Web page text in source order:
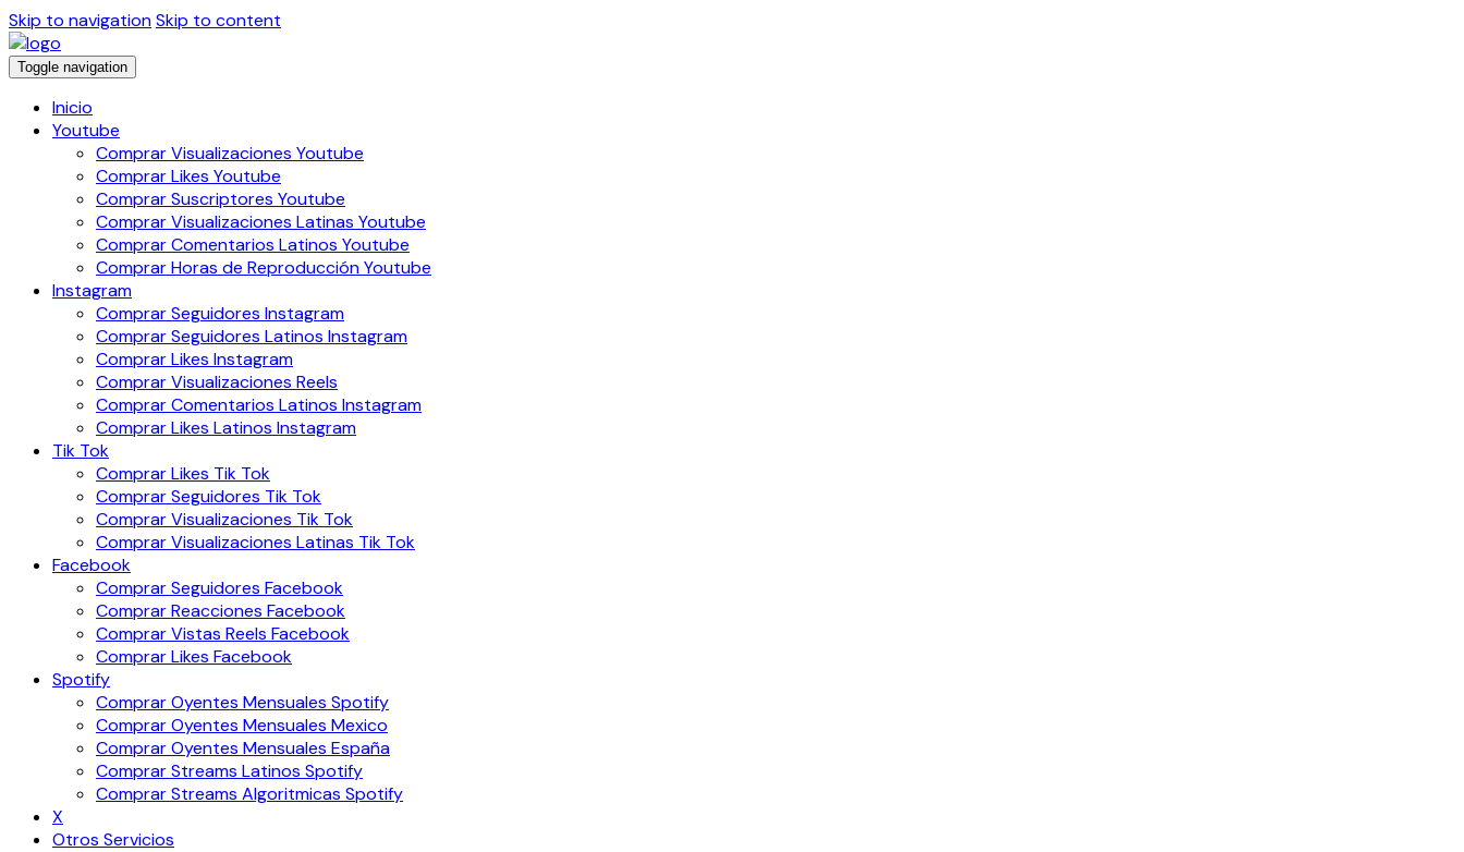
Skip to navigationSkip to content
Toggle navigation
Inicio
Youtube
Comprar Visualizaciones Youtube
Comprar Likes Youtube
Comprar Suscriptores Youtube
Comprar Visualizaciones Latinas Youtube
Comprar Comentarios Latinos Youtube
Comprar Horas de Reproducción Youtube
Instagram
Comprar Seguidores Instagram
Comprar Seguidores Latinos Instagram
Comprar Likes Instagram
Comprar Visualizaciones Reels
Comprar Comentarios Latinos Instagram
Comprar Likes Latinos Instagram
Tik Tok
Comprar Likes Tik Tok
Comprar Seguidores Tik Tok
Comprar Visualizaciones Tik Tok
Comprar Visualizaciones Latinas Tik Tok
Facebook
Comprar Seguidores Facebook
Comprar Reacciones Facebook
Comprar Vistas Reels Facebook
Comprar Likes Facebook
Spotify
Comprar Oyentes Mensuales Spotify
Comprar Oyentes Mensuales Mexico
Comprar Oyentes Mensuales España
Comprar Streams Latinos Spotify
Comprar Streams Algoritmicas Spotify
X
Otros Servicios